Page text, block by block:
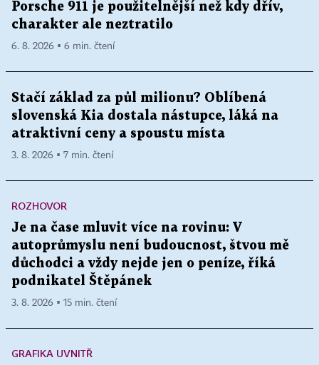
Porsche 911 je použitelnější než kdy dřív,
charakter ale neztratilo
6. 8. 2026 ▪ 6 min. čtení
Stačí základ za půl milionu? Oblíbená
slovenská Kia dostala nástupce, láká na
atraktivní ceny a spoustu místa
3. 8. 2026 ▪ 7 min. čtení
ROZHOVOR
Je na čase mluvit více na rovinu: V
autoprůmyslu není budoucnost, štvou mě
důchodci a vždy nejde jen o peníze, říká
podnikatel Štěpánek
3. 8. 2026 ▪ 15 min. čtení
GRAFIKA UVNITŘ